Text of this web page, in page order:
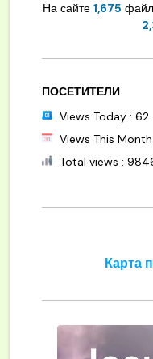
На сайте 1,675
ПОСЕТИТЕЛИ
Views Today : 62
Views This
Total views :
Карта